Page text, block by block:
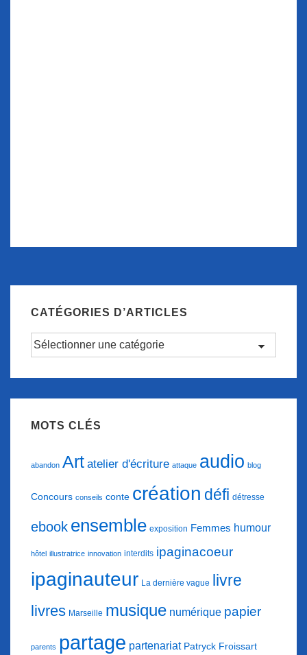
CATÉGORIES D’ARTICLES
Catégories
MOTS CLÉS
abandon Art atelier d'écriture attaque audio blog
Concours conseils conte création défi détresse
ebook ensemble exposition Femmes humour
hôtel illustratrice innovation interdits ipaginacoeur
ipaginauteur La dernière vague livre
livres Marseille musique numérique papier
parents partage partenariat Patryck Froissart